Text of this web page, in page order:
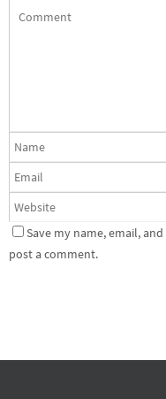
Save my name, email,
post a comment.